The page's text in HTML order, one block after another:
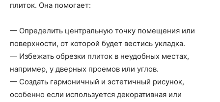
плиток. Она помогает:
— Определить центральную точку помещения или
поверхности, от которой будет вестись укладка.
— Избежать обрезки плиток в неудобных местах,
например, у дверных проемов или углов.
— Создать гармоничный и эстетичный рисунок,
особенно если используется декоративная или